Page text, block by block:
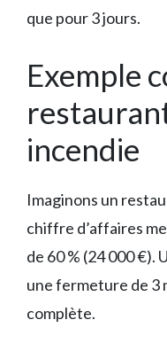
que pour 3 jours.
Exemple
incendie
Imaginons un
chiffre d’affaires
de 60 % (24 000 €).
une fermeture de 3
complète.